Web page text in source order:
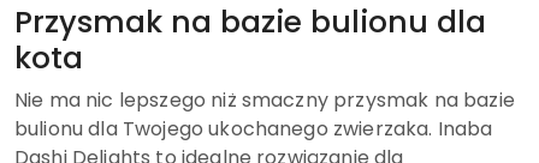
Przysmak na bazie bulionu dla
kota
Nie ma nic lepszego niż smaczny przysmak na bazie
bulionu dla Twojego ukochanego zwierzaka. Inaba